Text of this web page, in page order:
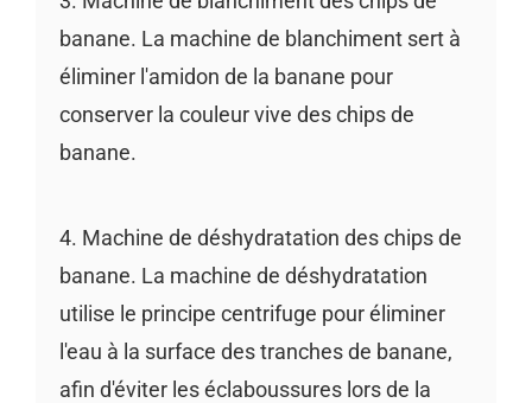
banane. La machine de blanchiment sert à
éliminer l'amidon de la banane pour
conserver la couleur vive des chips de
banane.
4. Machine de déshydratation des chips de
banane. La machine de déshydratation
utilise le principe centrifuge pour éliminer
l'eau à la surface des tranches de banane,
afin d'éviter les éclaboussures lors de la